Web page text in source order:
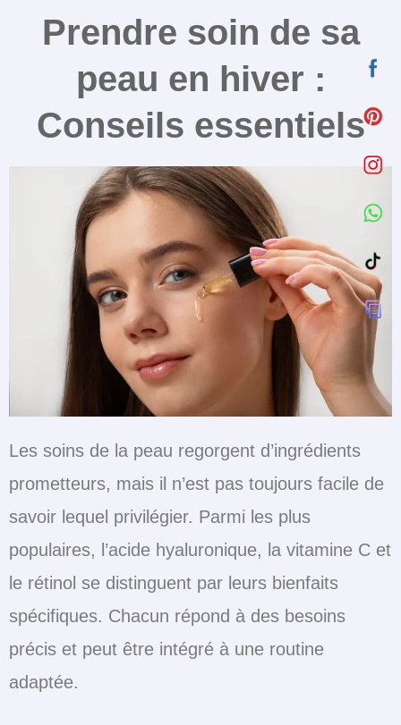
Prendre soin de sa
peau en hiver :
Conseils essentiels
Les soins de la peau regorgent d’ingrédients
prometteurs, mais il n’est pas toujours facile de
savoir lequel privilégier. Parmi les plus
populaires, l’acide hyaluronique, la vitamine C et
le rétinol se distinguent par leurs bienfaits
spécifiques. Chacun répond à des besoins
précis et peut être intégré à une routine
adaptée.